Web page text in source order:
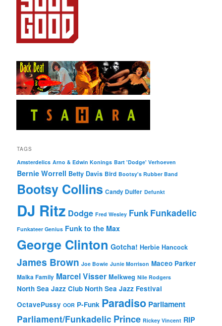
TAGS
Amsterdelics Arno & Edwin Konings Bart 'Dodge' Verhoeven
Bernie Worrell Betty Davis Bird Bootsy's Rubber Band
Bootsy Collins Candy Dulfer Defunkt
DJ Ritz Dodge Fred Wesley Funk Funkadelic
Funkateer Genius Funk to the Max
George Clinton Gotcha! Herbie Hancock
James Brown Joe Bowie Junie Morrison Maceo Parker
Malka Family Marcel Visser Melkweg Nile Rodgers
North Sea Jazz Club North Sea Jazz Festival
OctavePussy OOR P-Funk Paradiso Parliament
Parliament/Funkadelic Prince Rickey Vincent RIP